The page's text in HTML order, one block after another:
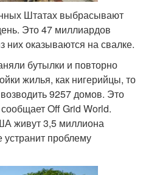
Штатах выбрасывают
Это 47 миллиардов
них оказываются на свалке.
бутылки и повторно
жилья, как нигерийцы, то
9257 домов. Это
Off Grid World.
живут 3,5 миллиона
проблему